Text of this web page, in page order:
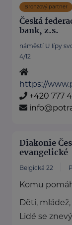
Bronzový partner
Česká
bank, z.s.
náměstí U lípy
4/12
https://
+420 777
Diakonie
evangelické
Belgická 22
Komu
Děti,
Lidé se